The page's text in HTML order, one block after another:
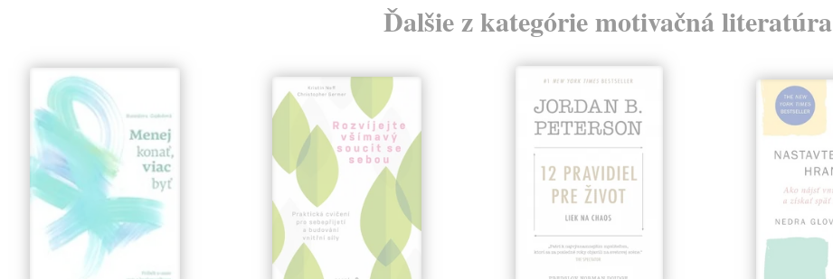
Ďalšie z kategórie motivačná literatúra